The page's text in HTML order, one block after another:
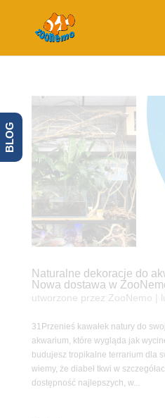
Naturalne dekoracje do
Nowa dostawa w
utworzone przez ZooNemo
31Przenieś kawałek natury do
akwarium, które wygląda jak
budujesz tropikalne terrarium dla
wiemy, że diabeł tkwi w
dostępność najlepszych, w...
BLOG